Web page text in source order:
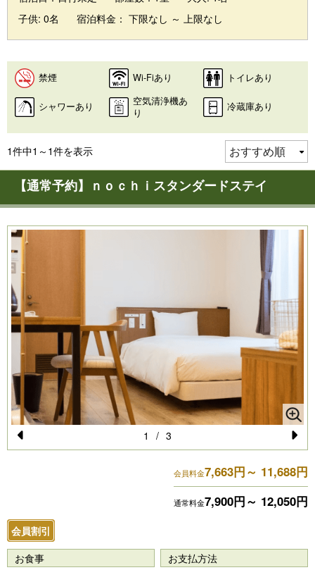
子供: 0名
宿泊料金： 下限なし ～ 上限なし
禁煙 Wi-Fiあり トイレあり
シャワーあり
空気清浄機あ
り
冷蔵庫あり
1件中1～1件を表示
【通常予約】ｎｏｃｈｉスタンダードステイ
Pr
o
u
s
N
e
xt
1 / 3
会員料金7,663円～ 11,688円
通常料金7,900円～ 12,050円
会員割引
お食事
お支払方法